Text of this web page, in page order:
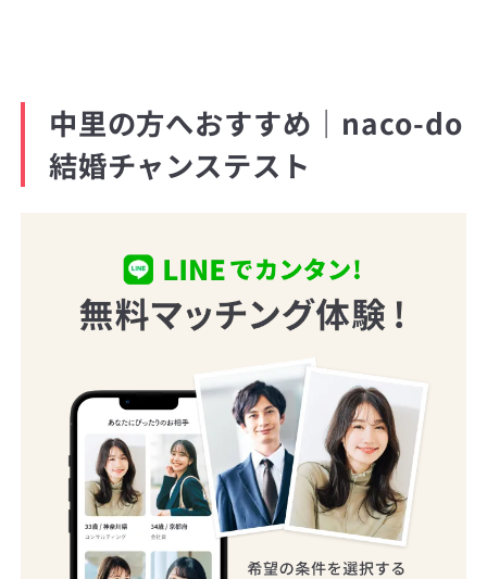
中里の方へおすすめ｜naco-do
結婚チャンステスト